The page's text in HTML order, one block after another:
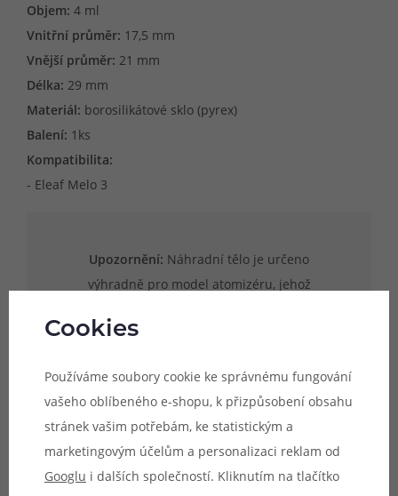
Objem: 4 ml
Vnitřní průměr: 17,5 mm
Vnější průměr: 21 mm
Délka: 29 mm
Materiál: borosilikátové sklo (pyrex)
Balení: 1ks
Kompatibilita:
- Eleaf Melo 3
Upozornění: Náhradní tělo je určeno
výhradně pro model atomizéru, jehož
Uvedené rozměry skla jsou pouze
jinými modely atomizérů, byť se mohou
rozměrově shodovat.
Cookies
Používáme soubory cookie ke správnému fungování
vašeho oblíbeného e-shopu, k přizpůsobení obsahu
stránek vašim potřebám, ke statistickým a
marketingovým účelům a personalizaci reklam od
Googlu i dalších společností. Kliknutím na tlačítko